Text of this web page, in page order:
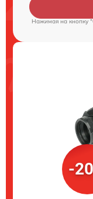
Нажимая на кнопку
-